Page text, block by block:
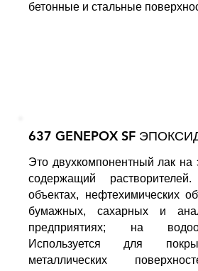
бетонные и стальные
637 GENEPOX SF
Это двухкомпонентный лак на
содержащий
объектах, нефтехимических
бумажных, сахарных и
предприятиях; на
Используется для
металлических